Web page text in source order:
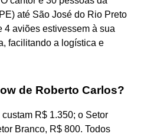
até São José do Rio Preto
4 aviões estivessem à sua
facilitando a logística e
de Roberto Carlos?
R$ 1.350; o Setor
Branco, R$ 800. Todos